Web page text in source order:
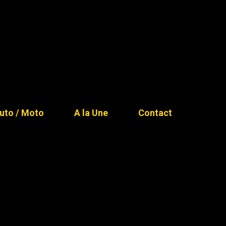
/ Moto A la Une Contact